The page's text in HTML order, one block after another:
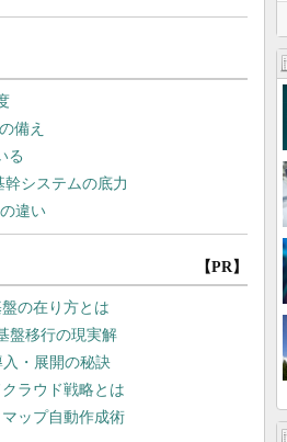
【PR】
の在り方とは
盤移行の現実解
・展開の秘訣
ラウド戦略とは
ップ自動作成術